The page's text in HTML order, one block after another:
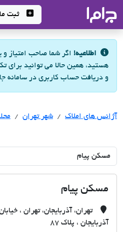
- سامانه جامعثبت
اطلاعیه! اگر شما صاحب امتیاز و
هستید، همین حالا می توانید برای
و دریافت حساب کاربری در سامانه
آژانس های املاک آژانس های املاک
شهر تهران
مسکن پیام
تهران، آذربایجان، تهران ،
آذربایجان ، پلاک 87